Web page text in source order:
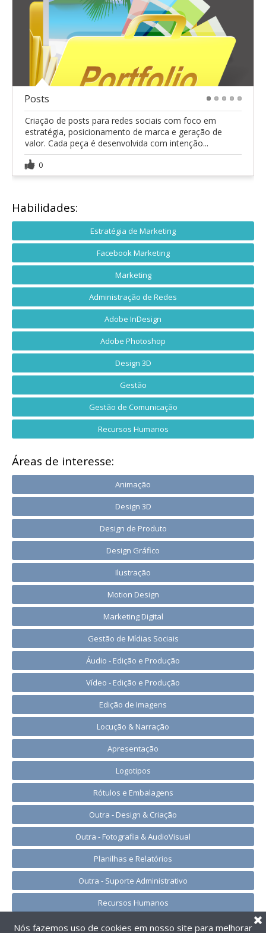
Posts
Criação de posts para redes sociais com foco em
estratégia, posicionamento de marca e geração de
valor. Cada peça é desenvolvida com intenção...
0
Habilidades:
Estratégia de Marketing
Facebook Marketing
Marketing
Administração de Redes
Adobe InDesign
Adobe Photoshop
Design 3D
Gestão
Gestão de Comunicação
Recursos Humanos
Áreas de interesse:
Animação
Design 3D
Design de Produto
Design Gráfico
Ilustração
Motion Design
Marketing Digital
Gestão de Mídias Sociais
Áudio - Edição e Produção
Vídeo - Edição e Produção
Edição de Imagens
Locução & Narração
Apresentação
Logotipos
Rótulos e Embalagens
Outra - Design & Criação
Outra - Fotografia & AudioVisual
Planilhas e Relatórios
Outra - Suporte Administrativo
Recursos Humanos
Nós fazemos uso de cookies em nosso site para melhorar